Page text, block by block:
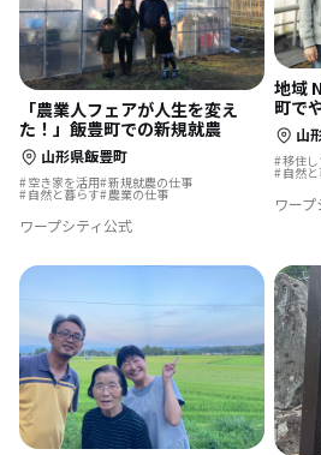
「農業人フェアが人生を変え
た！」飯豊町での新規就農
山形県飯豊町
空き家を活用 新規就農の仕事
自然と暮らす 農業の仕事
ワープシティ公式
地域
町で
山
移住
自然
ワー